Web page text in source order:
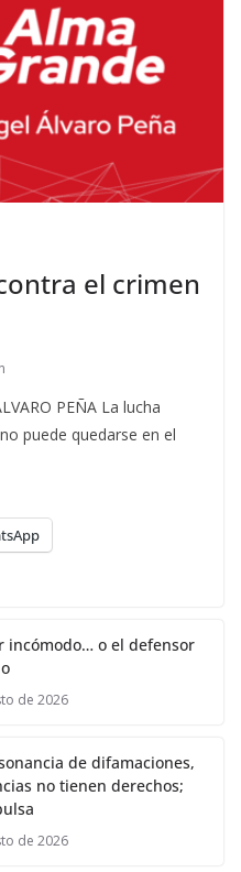
el crimen
PEÑA La lucha
puede quedarse en el
incómodo… o el defensor
de 2026
de difamaciones,
no tienen derechos;
de 2026